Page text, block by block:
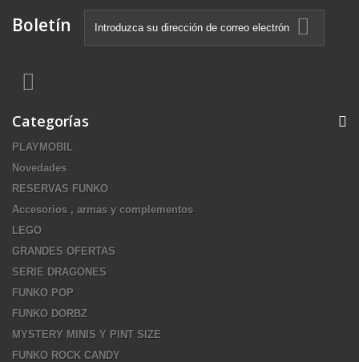
Boletín
Categorías
PLAYMOBIL
Novedades
RESERVAS FUNKO
Accesorios , armas y complementos
LEGO
GRANDES OFERTAS
SERIE DRAGONES
FUNKO POP
FUNKO DORBZ
MYSTERY MINIS Y PINT SIZE
FUNKO ROCK CANDY